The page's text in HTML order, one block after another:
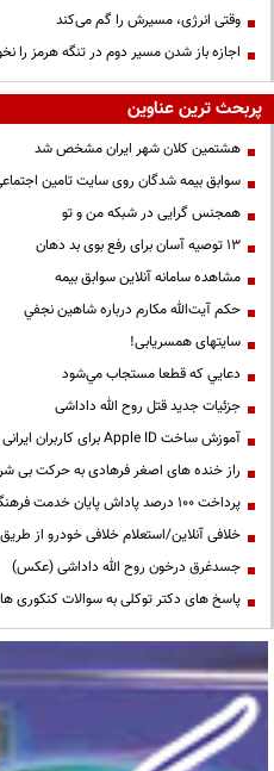
وقتی انرژی، مسیرش را گم می‌کند
اجازه باز شدن مسیر دوم در تنگه هرمز را
پربحث ترین عناوین
هشتمین کلان شهر ایران مشخص شد
سوابق بیمه شدگان روی سایت تامین
همجنس گرایی در شبکه من و تو
13 توصیه آسان برای رفع بوی بد دهان
مشاهده سامانه آنلاين سوابق بیمه
حكم آيت‌الله مكارم درباره شاهين نجفي
سایتهای همسریابی!
دعايي كه قطعا مستجاب مي‌شود
جزئیات جدید قتل روح الله داداشی
آموزش ساخت Apple ID برای کاربران ایرانی
راز خنده های اصغر فرهادی به حرکت بی
پرداخت ۱۰۰ درصد پاداش پایان خدمت فرهنگیان
خلافی آنلاین/استعلام خلافی خودرو از طریق
جسدغرق درخون روح الله داداشی (عکس)
پاسخ های دکتر توکلی به سوالات کنکوری ها